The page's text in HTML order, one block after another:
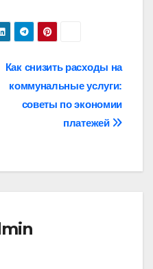
Как снизить расходы на
коммунальные услуги:
советы по экономии
платежей